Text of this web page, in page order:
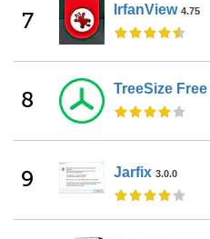
7 IrfanView 4.75
8 TreeSize Free
9 Jarfix 3.0.0